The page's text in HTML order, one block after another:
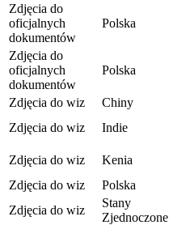
Zdjęcia do
oficjalnych
dokumentów
Polska
Zdjęcia do
oficjalnych
dokumentów
Polska
Zdjęcia do wiz Chiny
Zdjęcia do wiz
Indie
Zdjęcia do wiz
Kenia
Zdjęcia do wiz
Polska
Zdjęcia do wiz
Stany
Zjednoczone